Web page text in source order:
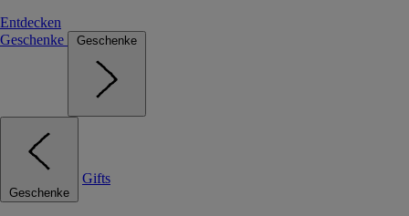
Entdecken
Geschenke
Geschenke
Geschenke
Gifts